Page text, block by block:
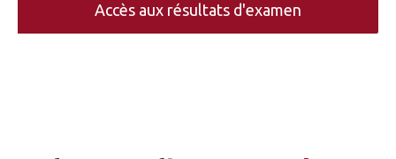
Accès aux résultats d'examen